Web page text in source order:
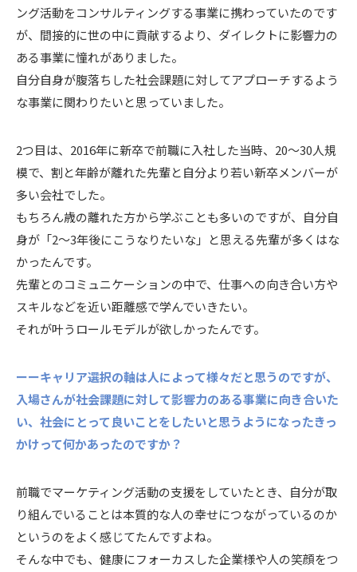
ング活動をコンサルティングする事業に携わっていたのです
が、間接的に世の中に貢献するより、ダイレクトに影響力の
ある事業に憧れがありました。
自分自身が腹落ちした社会課題に対してアプローチするよう
な事業に関わりたいと思っていました。
2つ目は、2016年に新卒で前職に入社した当時、20〜30人規
模で、割と年齢が離れた先輩と自分より若い新卒メンバーが
多い会社でした。
もちろん歳の離れた方から学ぶことも多いのですが、自分自
身が「2〜3年後にこうなりたいな」と思える先輩が多くはな
かったんです。
先輩とのコミュニケーションの中で、仕事への向き合い方や
スキルなどを近い距離感で学んでいきたい。
それが叶うロールモデルが欲しかったんです。
ーーキャリア選択の軸は人によって様々だと思うのですが、
入場さんが社会課題に対して影響力のある事業に向き合いた
い、社会にとって良いことをしたいと思うようになったきっ
かけって何かあったのですか？
前職でマーケティング活動の支援をしていたとき、自分が取
り組んでいることは本質的な人の幸せにつながっているのか
というのをよく感じてたんですよね。
そんな中でも、健康にフォーカスした企業様や人の笑顔をつ